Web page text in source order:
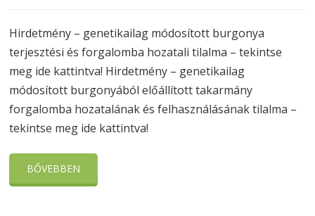
Hirdetmény – genetikailag módosított burgonya
terjesztési és forgalomba hozatali tilalma – tekintse
meg ide kattintva! Hirdetmény – genetikailag
módosított burgonyából előállított takarmány
forgalomba hozatalának és felhasználásának tilalma –
tekintse meg ide kattintva!
BŐVEBBEN